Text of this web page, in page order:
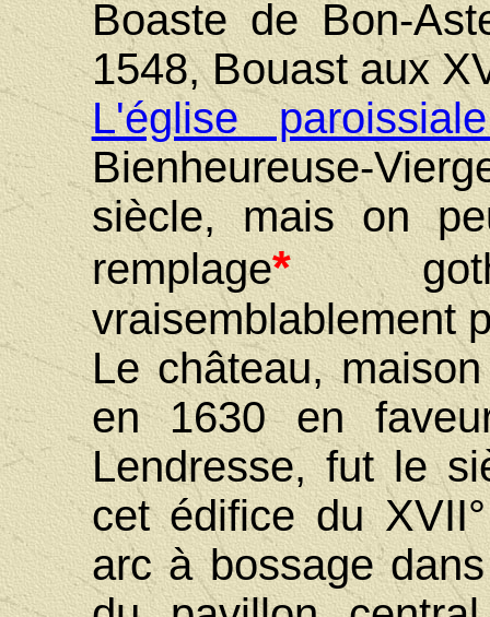
Boaste de Bon-
1548, Bouast aux
L'église
Bienheureuse-
siècle, mais on
remplage*
vraisemblablement
Le château,
en 1630 en
Lendresse, fut le
cet édifice du
arc à bossage